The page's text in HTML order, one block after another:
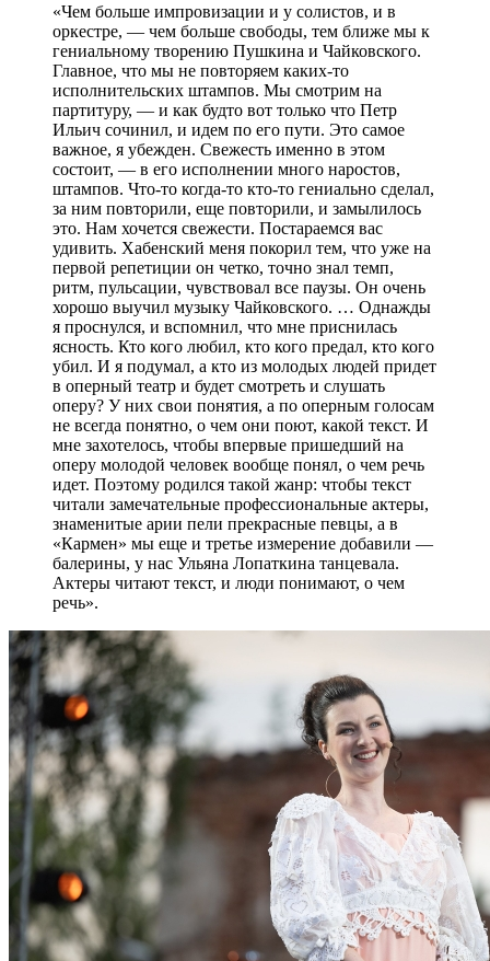
«Чем больше импровизации и у солистов, и в
оркестре, — чем больше свободы, тем ближе мы к
гениальному творению Пушкина и Чайковского.
Главное, что мы не повторяем каких-то
исполнительских штампов. Мы смотрим на
партитуру, — и как будто вот только что Петр
Ильич сочинил, и идем по его пути. Это самое
важное, я убежден. Свежесть именно в этом
состоит, — в его исполнении много наростов,
штампов. Что-то когда-то кто-то гениально сделал,
за ним повторили, еще повторили, и замылилось
это. Нам хочется свежести. Постараемся вас
удивить. Хабенский меня покорил тем, что уже на
первой репетиции он четко, точно знал темп,
ритм, пульсации, чувствовал все паузы. Он очень
хорошо выучил музыку Чайковского. … Однажды
я проснулся, и вспомнил, что мне приснилась
ясность. Кто кого любил, кто кого предал, кто кого
убил. И я подумал, а кто из молодых людей придет
в оперный театр и будет смотреть и слушать
оперу? У них свои понятия, а по оперным голосам
не всегда понятно, о чем они поют, какой текст. И
мне захотелось, чтобы впервые пришедший на
оперу молодой человек вообще понял, о чем речь
идет. Поэтому родился такой жанр: чтобы текст
читали замечательные профессиональные актеры,
знаменитые арии пели прекрасные певцы, а в
«Кармен» мы еще и третье измерение добавили —
балерины, у нас Ульяна Лопаткина танцевала.
Актеры читают текст, и люди понимают, о чем
речь».